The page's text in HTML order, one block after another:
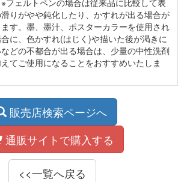
フェルトペンの場合は従来品に比較して表
りがやや鈍化したり、かすれが出る場合が
す。墨、墨汁、ポスターカラーを使用され
に、色かすれ(はじく)や描いた後が渇きに
などの不都合が出る場合は、少量の中性洗剤
てご使用になることをおすすめいたしま
販売店検索ページへ
通販サイトで購入する
<<一覧へ戻る